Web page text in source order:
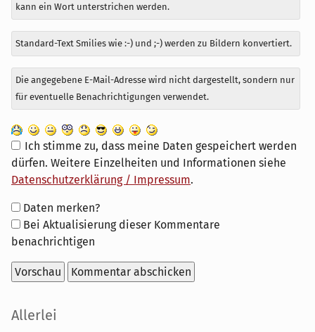
kann ein Wort unterstrichen werden.
Standard-Text Smilies wie :-) und ;-) werden zu Bildern konvertiert.
Die angegebene E-Mail-Adresse wird nicht dargestellt, sondern nur
für eventuelle Benachrichtigungen verwendet.
Ich stimme zu, dass meine Daten gespeichert werden
dürfen. Weitere Einzelheiten und Informationen siehe
Datenschutzerklärung / Impressum.
Formular-
Optionen
Daten merken?
Bei Aktualisierung dieser Kommentare
benachrichtigen
Seitenleiste
Allerlei